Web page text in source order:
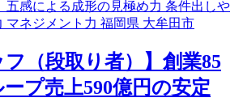
フ（段取り者）】創業85
プ売上590億円の安定